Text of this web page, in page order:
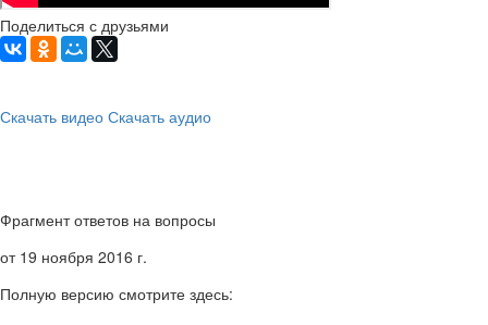
Поделиться с друзьями
Скачать видео Скачать аудио
Фрагмент ответов на вопросы
от 19 ноября 2016 г.
Полную версию смотрите здесь: